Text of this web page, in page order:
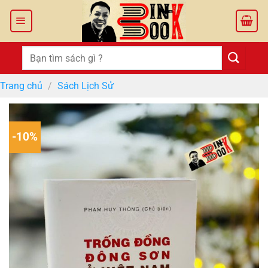
Tìm
kiếm:
Trang chủ / Sách Lịch Sử
-10%